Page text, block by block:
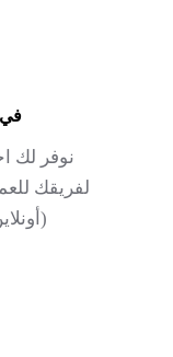
نوفر لك
لفريقك